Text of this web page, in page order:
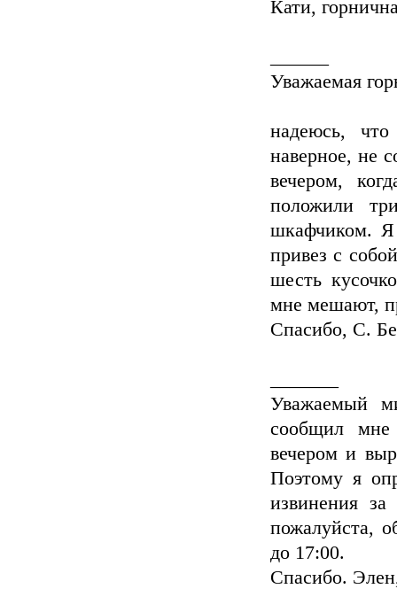
Кати,
Уважаемая
надеюсь,
наверное, не
вечером,
положили
шкафчиком. Я
привез с
шесть
мне мешают,
Спасибо, С.
Уважаемый
сообщил
вечером и
Поэтому я
извинения
пожалуйста,
до 17:00.
Спасибо.